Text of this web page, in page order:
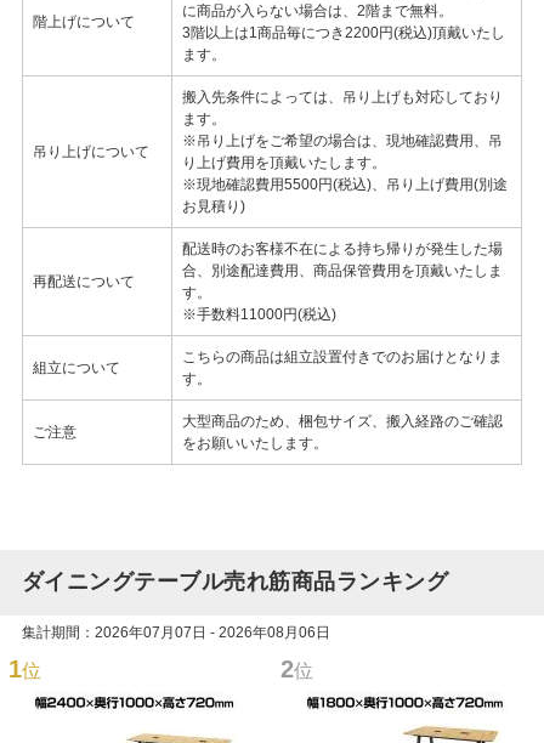
階上げについて
に商品が入らない場合は、2階まで無料。
3階以上は1商品毎につき2200円(税込)頂戴いたし
ます。
吊り上げについて
搬入先条件によっては、吊り上げも対応しており
ます。
※吊り上げをご希望の場合は、現地確認費用、吊
り上げ費用を頂戴いたします。
※現地確認費用5500円(税込)、吊り上げ費用(別途
お見積り)
再配送について
配送時のお客様不在による持ち帰りが発生した場
合、別途配達費用、商品保管費用を頂戴いたしま
す。
※手数料11000円(税込)
組立について
こちらの商品は組立設置付きでのお届けとなりま
す。
ご注意
大型商品のため、梱包サイズ、搬入経路のご確認
をお願いいたします。
ダイニングテーブル売れ筋商品ランキング
集計期間：2026年07月07日 - 2026年08月06日
1位 2位